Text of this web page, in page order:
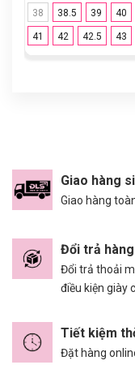
38 38.5 39 40
41 42 42.5 43
Giao hàng
Giao hàng
Đổi trả hàng
Đổi trả thoải
điều kiện giày
Tiết kiệm
Đặt hàng